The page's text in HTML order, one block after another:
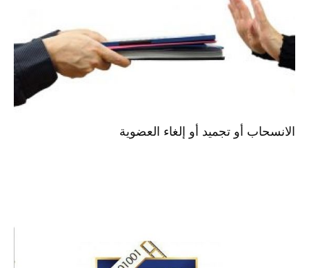
الانسحاب أو تجمید أو إلغاء العضویة